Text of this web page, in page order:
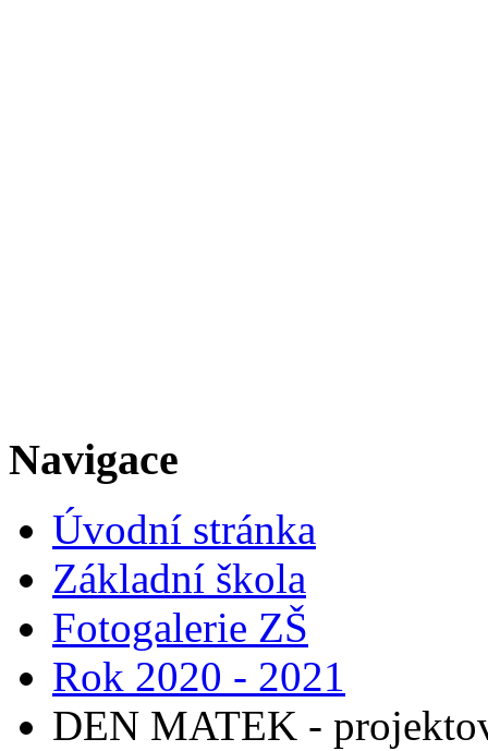
Navigace
Úvodní stránka
Základní škola
Fotogalerie ZŠ
Rok 2020 - 2021
DEN MATEK -